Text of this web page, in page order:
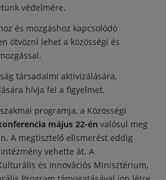
védelmére.
és mozgáshoz kapcsolódó
ötvözni lehet a közösségi és
társadalmi aktivizálására,
hívja fel a figyelmet.
programja, a Közösségi
május 22-én valósul meg
A megtisztelő elismerést eddig
vehette át. A
és Innovációs Minisztérium,